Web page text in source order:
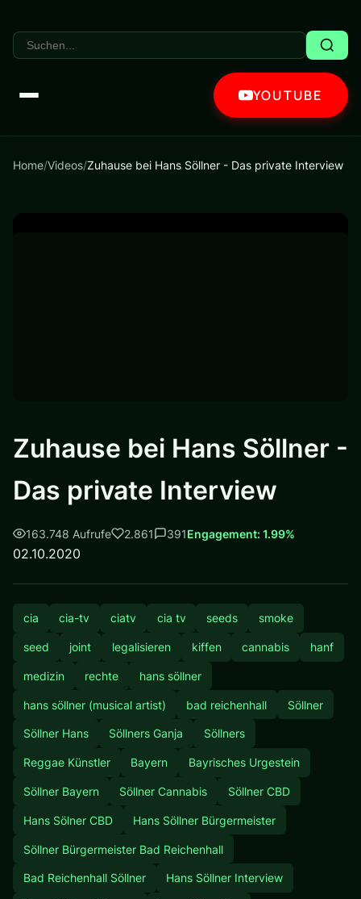
YOUTUBE
Home/Videos/Zuhause bei Hans Söllner - Das private Interview
Zuhause bei Hans Söllner -
Das private Interview
163.748 Aufrufe 2.861 391Engagement: 1.99%
02.10.2020
cia cia-tv ciatv cia tv seeds smoke
seed joint legalisieren kiffen cannabis hanf
medizin rechte hans söllner
hans söllner (musical artist) bad reichenhall Söllner
Söllner Hans Söllners Ganja Söllners
Reggae Künstler Bayern Bayrisches Urgestein
Söllner Bayern Söllner Cannabis Söllner CBD
Hans Sölner CBD Hans Söllner Bürgermeister
Söllner Bürgermeister Bad Reichenhall
Bad Reichenhall Söllner Hans Söllner Interview